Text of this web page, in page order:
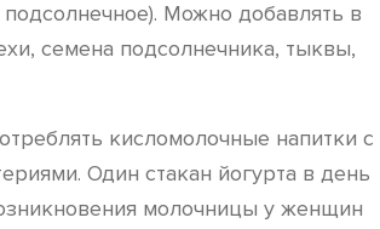
Можно добавлять в
семена подсолнечника, тыквы,
кисломолочные напитки с
Один стакан йогурта в день
молочницы у женщин